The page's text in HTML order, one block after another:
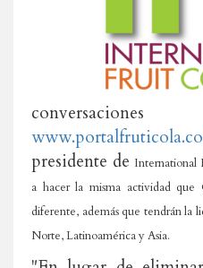
presidente de International
a hacer la misma actividad que
diferente, además que tendrán la
Norte, Latinoamérica y Asia.